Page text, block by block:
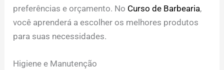
preferências e orçamento. No Curso de Barbearia,
você aprenderá a escolher os melhores produtos
para suas necessidades.
Higiene e Manutenção